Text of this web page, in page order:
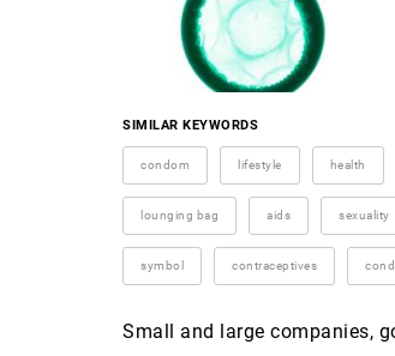
SIMILAR KEYWORDS
condom lifestyle health
lounging bag aids sexuality
symbol contraceptives
Small and large companies,